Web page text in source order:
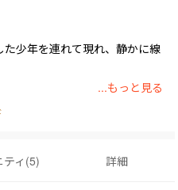
少年を連れて現れ、静かに線
間、状況は次々と崩れてい
ード一つで彼の会社のセキュ
哲学的な比喩で大人たちを沈
...もっと見る
ィ (5) 詳細